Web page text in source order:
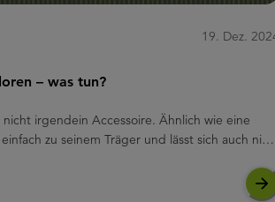
19. Dez.
– was tun?
irgendein Accessoire. Ähnlich wie eine
zu seinem Träger und lässt sich auch
einmal eines der kleinen „Öhrchen“
Trotz aller Vorsicht passiert es natürlich doch